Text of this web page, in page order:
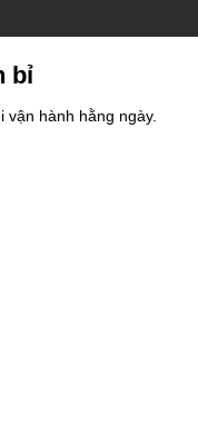
bỉ
vận hành hằng ngày.